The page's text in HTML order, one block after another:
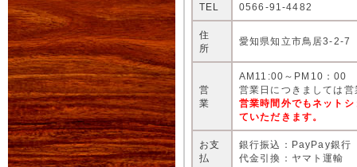
TEL 0566-91-4482
住
所
愛知県知立市鳥居3-2-7
営
業
AM11:00～PM10：00
営業日につきましては
営業時間外でもネット
ていただきます。
お支
払
銀行振込：PayPay銀行
代金引換：ヤマト運輸